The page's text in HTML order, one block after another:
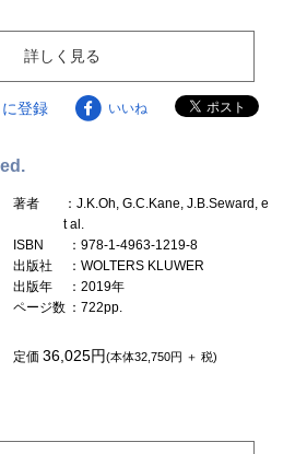
詳しく見る
登録 いいね
著者
：J.K.Oh, G.C.Kane, J.B.Seward, e
t al.
ISBN
：978-1-4963-1219-8
出版社
：WOLTERS KLUWER
出版年
：2019年
ページ数 ：722pp.
定価36,025円(本体32,750円 ＋ 税)